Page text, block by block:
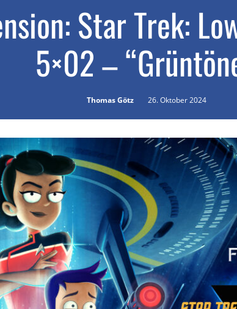
Star Trek:
5×02 –
Thomas Götz 26. Oktober 2024